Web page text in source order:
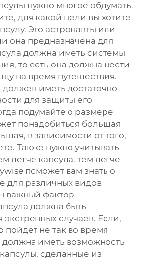
нужно многое обдумать.
для какой цели вы хотите
Это астронавты или
она предназначена для
должна иметь системы
то есть она должна нести
на время путешествия.
должен иметь достаточно
для защиты его
подумайте о размере
понадобиться большая
в зависимости от того,
Также нужно учитывать
легче капсула, тем легче
поможет вам знать о
для различных видов
важный фактор -
должна быть
экстренных случаев. Если,
пойдет не так во время
должна иметь возможность
сделанные из